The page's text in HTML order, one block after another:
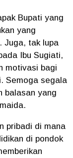
Bupati yang
yang
Juga, tak lupa
Ibu Sugiati,
motivasi bagi
Semoga segala
balasan yang
pribadi di mana
di pondok